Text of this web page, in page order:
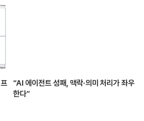
“AI 에이전트 성패, 맥락·의미 처리가 좌우
한다”